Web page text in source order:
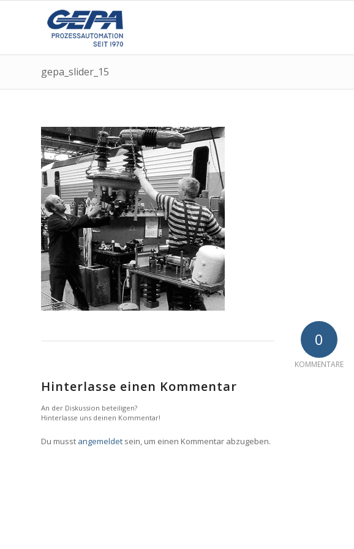
gepa_slider_15
0
KOMMENTARE
Hinterlasse einen Kommentar
An der Diskussion beteiligen?
Hinterlasse uns deinen Kommentar!
Du musst angemeldet sein, um einen Kommentar abzugeben.